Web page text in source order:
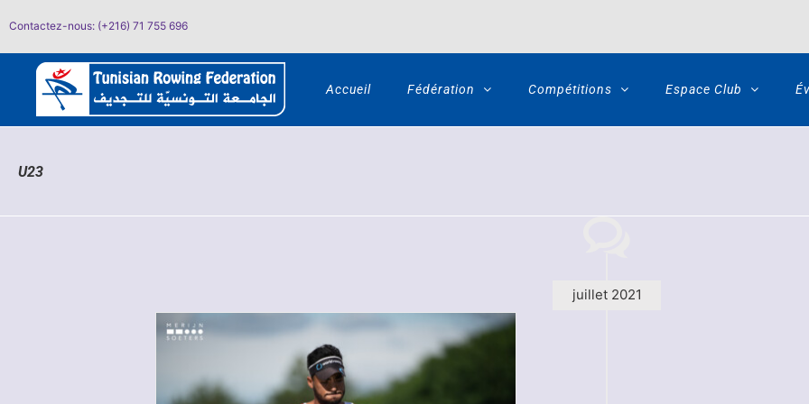
auContactez-nous: (+216) 71 755 696
Accueil Fédération Compétitions Espace Club
U23
juillet 2021